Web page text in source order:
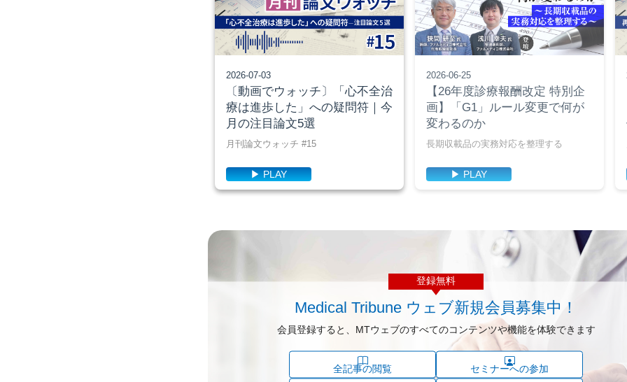
2026-07-03
〔動画でウォッチ〕「心不全治
療は進歩した」への疑問符｜今
月の注目論文5選
月刊論文ウォッチ #15
▶ PLAY
2026-06-25
【26年度診療報酬改定 特別企
画】「G1」ルール変更で何が
変わるのか
長期収載品の実務対応を整理する
▶ PLAY
登録無料
Medical Tribune ウェブ新規会員募集中！
会員登録すると、MTウェブのすべてのコンテンツや機能を体験できます
全記事の閲覧 セミナーへの参加